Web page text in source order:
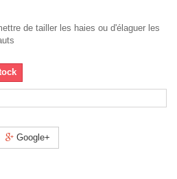
de tailler les haies ou d'élaguer les
Google+